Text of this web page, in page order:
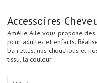
Accessoires
Amélie Aile vous propose
pour adultes et enfants.
barrettes, nos chouchous et
tissu, la couleur.